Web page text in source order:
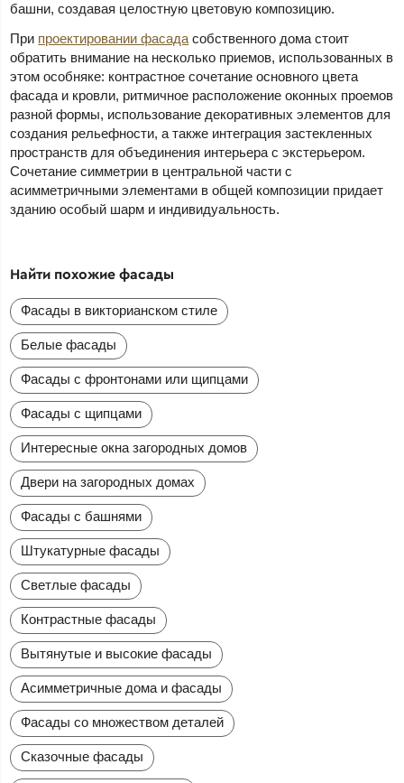
башни, создавая целостную цветовую композицию.
При проектировании фасада собственного дома стоит
обратить внимание на несколько приемов, использованных в
этом особняке: контрастное сочетание основного цвета
фасада и кровли, ритмичное расположение оконных проемов
разной формы, использование декоративных элементов для
создания рельефности, а также интеграция застекленных
пространств для объединения интерьера с экстерьером.
Сочетание симметрии в центральной части с
асимметричными элементами в общей композиции придает
зданию особый шарм и индивидуальность.
Найти похожие фасады
Фасады в викторианском стиле
Белые фасады
Фасады с фронтонами или щипцами
Фасады с щипцами
Интересные окна загородных домов
Двери на загородных домах
Фасады с башнями
Штукатурные фасады
Светлые фасады
Контрастные фасады
Вытянутые и высокие фасады
Асимметричные дома и фасады
Фасады со множеством деталей
Сказочные фасады